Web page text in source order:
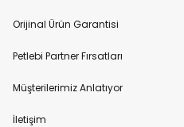
Orijinal Ürün Garantisi
Petlebi Partner Fırsatları
Müşterilerimiz Anlatıyor
İletişim